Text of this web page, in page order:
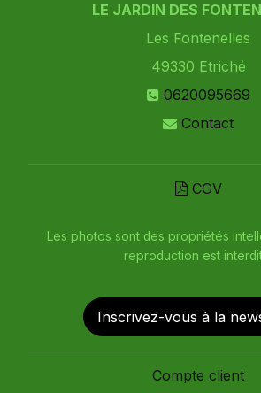
LE JARDIN DES
Les Fontenelles
49330 Etriché
0620095669
Contact
CGV
Les photos sont des propriétés
reproduction est
Inscrivez-vous à la
Compte client